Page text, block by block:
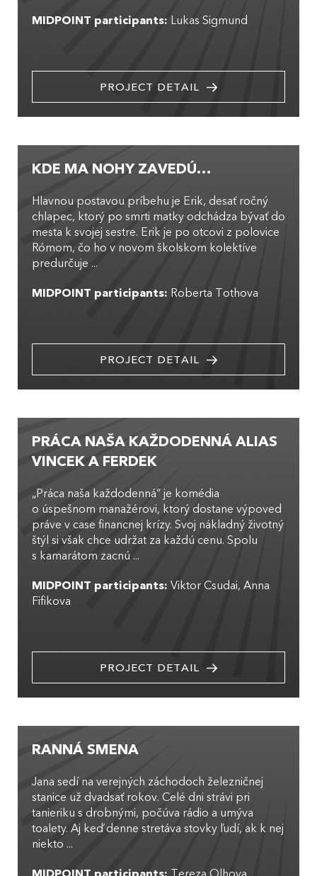
MIDPOINT participants: Lukas Sigmund
PROJECT DETAIL
KDE MA NOHY ZAVEDÚ…
Hlavnou postavou príbehu je Erik, desať ročný
chlapec, ktorý po smrti matky odchádza bývať do
mesta k svojej sestre. Erik je po otcovi z polovice
Rómom, čo ho v novom školskom kolektíve
predurčuje ...
MIDPOINT participants: Roberta Tothova
PROJECT DETAIL
PRÁCA NAŠA KAŽDODENNÁ ALIAS
VINCEK A FERDEK
„Práca naša každodenná“ je komédia
o úspešnom manažérovi, ktorý dostane výpoved
práve v case financnej krízy. Svoj nákladný životný
štýl si však chce udržat za každú cenu. Spolu
s kamarátom zacnú ...
MIDPOINT participants: Viktor Csudai Anna
Fifikova
PROJECT DETAIL
RANNÁ SMENA
Jana sedí na verejných záchodoch železničnej
stanice už dvadsať rokov. Celé dni strávi pri
tanieriku s drobnými, počúva rádio a umýva
toalety. Aj keď denne stretáva stovky ľudí, ak k nej
niekto ...